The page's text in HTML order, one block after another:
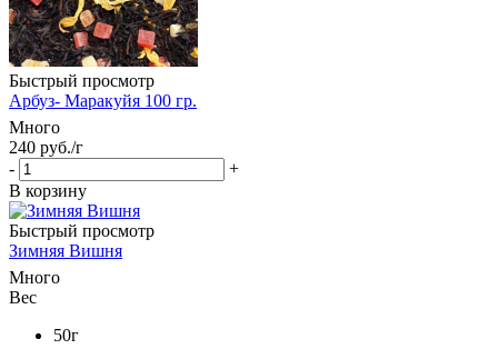
Быстрый просмотр
Арбуз- Маракуйя 100 гр.
Много
240 руб./г
-
+
В корзину
Быстрый просмотр
Зимняя Вишня
Много
Вес
50г